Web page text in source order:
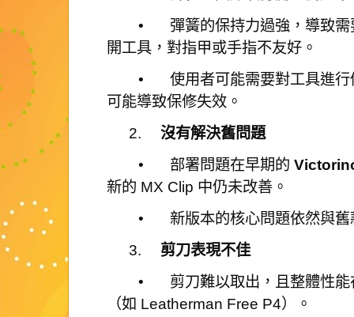
•
彈簧的保持力過強，導致
開工具，對指甲或手指不友好。
•
使用者可能需要對工具進
可能導致保修失效。
2.
沒有解決舊問題
•
部署問題在早期的
新的 MX Clip 中仍未改善。
•
新版本的核心問題依然與
3.
剪刀表現不佳
•
剪刀難以取出，且整體性
（如 Leatherman Free P4）。